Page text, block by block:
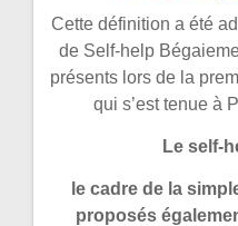
Cette définition a été
de Self-help
présents lors de la
qui s’est tenue à
Le self-
le cadre de la
proposés